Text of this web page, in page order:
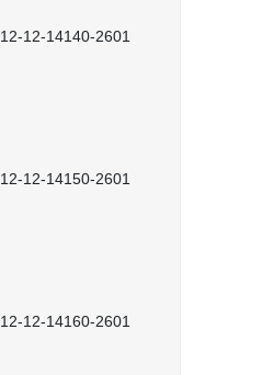
12-12-14140-2601
12-12-14150-2601
12-12-14160-2601